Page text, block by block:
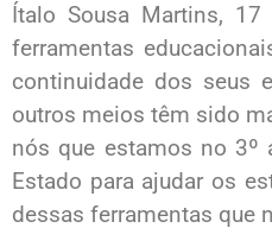
Ítalo Sousa Martins, 17
ferramentas
continuidade dos seus
outros meios têm sido
nós que estamos no 3º
Estado para ajudar os
dessas ferramentas que